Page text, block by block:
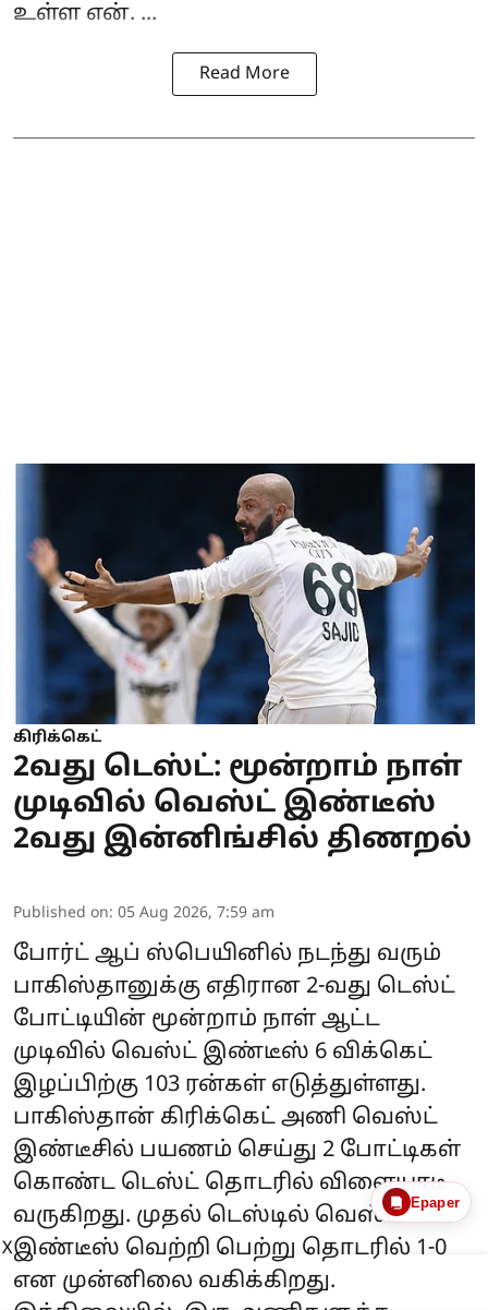
உள்ள என். ...
Read More
கிரிக்கெட்
2வது டெஸ்ட்: மூன்றாம் நாள்
முடிவில் வெஸ்ட் இண்டீஸ்
2வது இன்னிங்சில் திணறல்
Published on: 05 Aug 2026, 7:59 am
போர்ட் ஆப் ஸ்பெயினில் நடந்து வரும்
பாகிஸ்தானுக்கு எதிரான 2-வது டெஸ்ட்
போட்டியின் மூன்றாம் நாள் ஆட்ட
முடிவில் வெஸ்ட் இண்டீஸ் 6 விக்கெட்
இழப்பிற்கு 103 ரன்கள் எடுத்துள்ளது.
பாகிஸ்தான் கிரிக்கெட் அணி வெஸ்ட்
இண்டீசில் பயணம் செய்து 2 போட்டிகள்
கொண்ட டெஸ்ட் தொடரில் விளையாடி
வருகிறது. முதல் டெஸ்டில் வெஸ்ட்
இண்டீஸ் வெற்றி பெற்று தொடரில் 1-0
என முன்னிலை வகிக்கிறது.
Epaper
X